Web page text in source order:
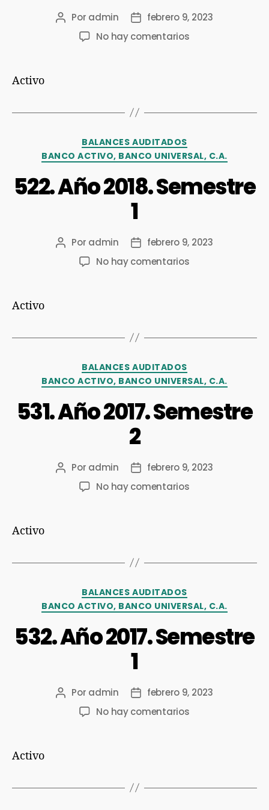
Por admin
febrero 9, 2023
No hay comentarios
Activo
BALANCES AUDITADOS
BANCO ACTIVO, BANCO UNIVERSAL, C.A.
522. Año 2018. Semestre
1
Por admin
febrero 9, 2023
No hay comentarios
Activo
BALANCES AUDITADOS
BANCO ACTIVO, BANCO UNIVERSAL, C.A.
531. Año 2017. Semestre
2
Por admin
febrero 9, 2023
No hay comentarios
Activo
BALANCES AUDITADOS
BANCO ACTIVO, BANCO UNIVERSAL, C.A.
532. Año 2017. Semestre
1
Por admin
febrero 9, 2023
No hay comentarios
Activo